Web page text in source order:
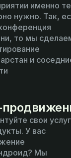
именно
нужно. Так,
то мы
и
свои
У вас
Мы